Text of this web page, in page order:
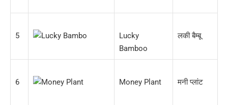
5
Lucky
Bamboo
लकी बैम्बू
6 Money Plant मनी प्लांट